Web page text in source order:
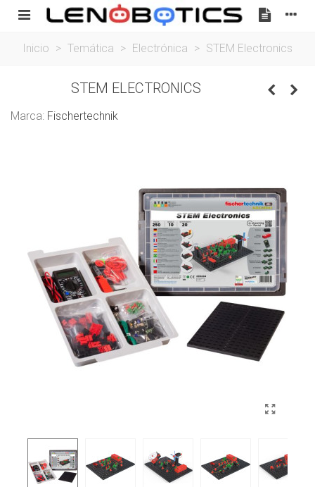
Inicio > Temática > Electrónica > STEM Electronics
STEM ELECTRONICS
Marca: Fischertechnik